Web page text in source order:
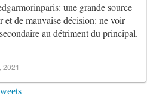
: une grande source
et de mauvaise décision: ne voir
au détriment du principal.
2021